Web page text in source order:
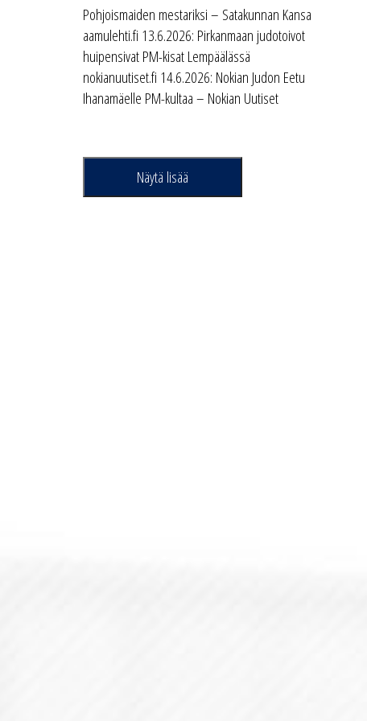
Pohjoismaiden mestariksi – Satakunnan Kansa
aamulehti.fi 13.6.2026: Pirkanmaan judotoivot
huipensivat PM-kisat Lempäälässä
nokianuutiset.fi 14.6.2026: Nokian Judon Eetu
Ihanamäelle PM-kultaa – Nokian Uutiset
Näytä lisää